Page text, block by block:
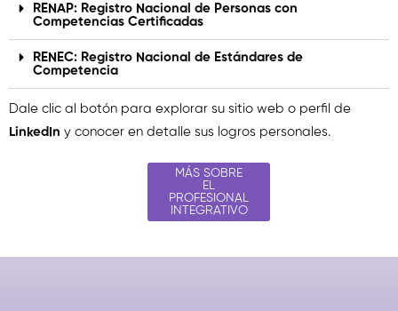
RENAP: Registro Nacional de Personas con
Competencias Certificadas
RENEC: Registro Nacional de Estándares de
Competencia
Dale clic al botón para explorar su sitio web o perfil de
LinkedIn y conocer en detalle sus logros personales.
MÁS SOBRE
EL
PROFESIONAL
INTEGRATIVO